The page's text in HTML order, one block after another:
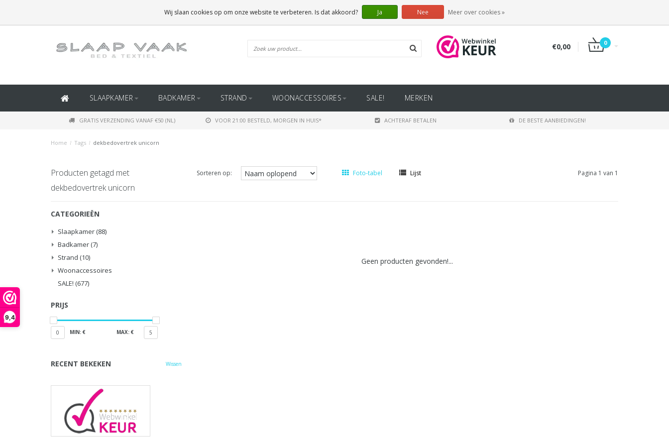
9,4
(BINNEN BELGIË)
€0,00 0
SLAAPKAMER BADKAMER STRAND WOONACCESSOIRES SALE! MERKEN
GRATIS VERZENDING VANAF €50 (NL) VOOR 21:00 BESTELD, MORGEN IN HUIS* ACHTERAF BETALEN DE BESTE AANBIEDINGEN!
Home / Tags / dekbedovertrek unicorn
Producten getagd met
dekbedovertrek unicorn
Sorteren op: Foto-tabel Lijst Pagina 1 van 1
CATEGORIEËN
Slaapkamer (88)
Badkamer (7)
Strand (10)
Woonaccessoires
SALE! (677)
PRIJS
0 MIN: € MAX: € 5
RECENT BEKEKEN Wissen
Geen producten gevonden!...
Wij slaan cookies op om onze website te verbeteren. Is dat akkoord? Ja Nee Meer over cookies »